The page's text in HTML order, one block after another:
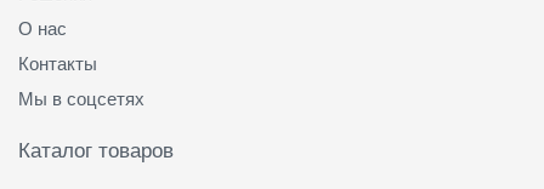
О нас
Контакты
Мы в соцсетях
Каталог товаров